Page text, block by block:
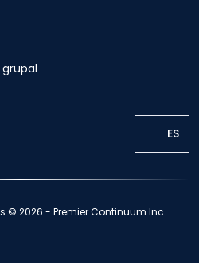
ES
© 2026 - Premier Continuum Inc.